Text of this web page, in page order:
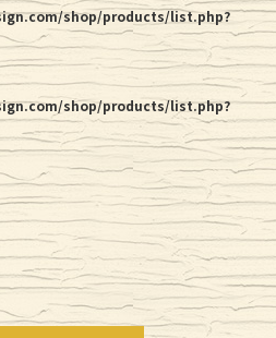
shop/products/list.php?
shop/products/list.php?